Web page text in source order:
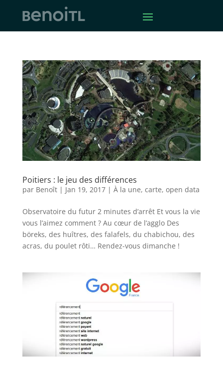
Poitiers : le jeu des différences
par Benoît| Jan 19, 2017| À la une, carte, open data
Observatoire du futur 2 minutes d’arrêt Et vous la vie
vous l’aimez comment ? Au cœur de l’agglo Des
böreks, des huîtres, des falafels, du chabichou, des
acras, du poulet rôti… Rendez-vous dimanche !